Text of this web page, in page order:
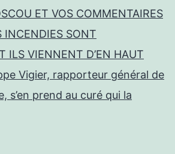
ET VOS COMMENTAIRES
INCENDIES SONT
ILS VIENNENT D’EN HAUT
Vigier, rapporteur général de
s’en prend au curé qui la